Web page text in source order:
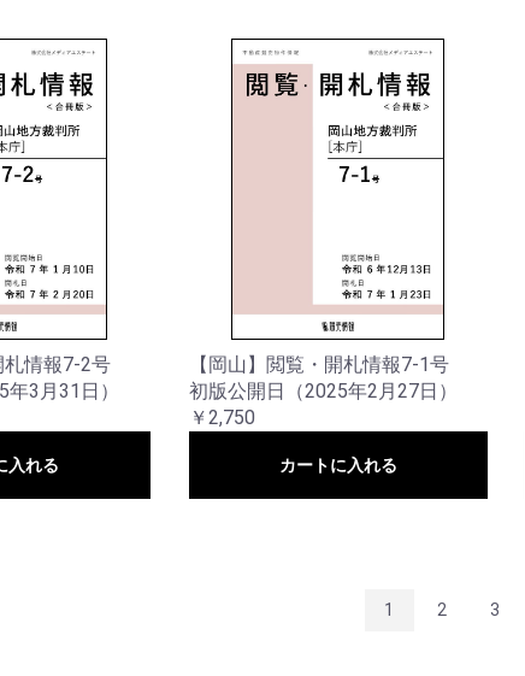
札情報7-2号
3月31日）
入れる
【岡山】閲覧・開札情報7-1号
初版公開日（2025年2月27日）
￥2,750
カートに入れる
1 2 3